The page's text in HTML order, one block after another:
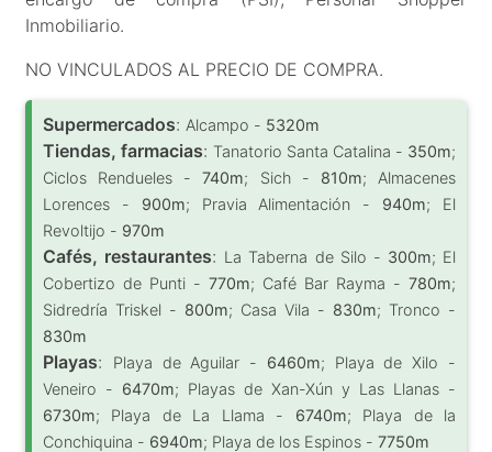
Inmobiliario.
NO VINCULADOS AL PRECIO DE COMPRA.
Supermercados: Alcampo - 5320m
Tiendas, farmacias: Tanatorio Santa Catalina - 350m;
Ciclos Rendueles -740m; Sich - 810m; Almacenes
Lorences - 900m; Pravia Alimentación - 940m; El
Revoltijo - 970m
Cafés, restaurantes: La Taberna de Silo - 300m; El
Cobertizo de Punti - 770m; Café Bar Rayma - 780m;
Sidredría Triskel - 800m; Casa Vila - 830m; Tronco -
830m
Playas: Playa de Aguilar - 6460m; Playa de Xilo -
Veneiro - 6470m; Playas de Xan-Xún y Las Llanas -
6730m; Playa de La Llama - 6740m; Playa de la
Conchiquina - 6940m; Playa de los Espinos - 7750m